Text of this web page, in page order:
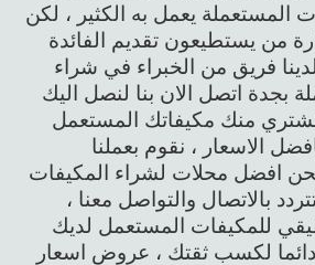
يعمل به الكثير ، لكن
من يستطيعون تقديم الفائدة
لدينا فريق من الخبراء في شراء
بجدة اتصل الان بنا لنصل اليك
، نشتري منك مكيفاتك المستعمل
الاسعار ، نقوم بعملنا
افضل محلات لشراء المكيفات
بالاتصال والتواصل معنا ،
للمكيفات المستعمل لديك
لكسب ثقتك ، عروض اسعار